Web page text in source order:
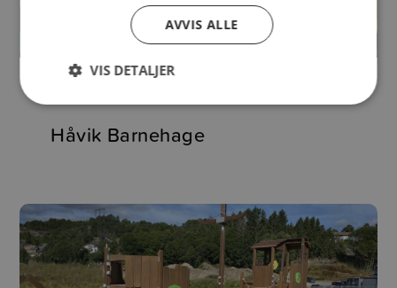
Håvik Barnehage
AVVIS ALLE
VIS DETALJER